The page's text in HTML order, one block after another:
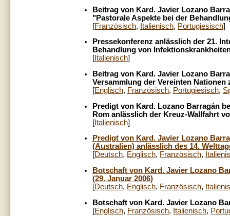
Beitrag von Kard. Javier Lozano
"Pastorale Aspekte bei der
[Französisch, Italienisch, Portugiesisch]
Pressekonferenz anlässlich der 21.
Behandlung von
[ Italienisch]
Beitrag von Kard. Javier Lozano
Versammlung der Vereinten Nationen
[Englisch, Französisch, Portugiesisch,
Predigt von Kard. Lozano Barragán
Rom anlässlich der Kreuz-Wallfahrt
[ Italienisch]
Predigt von Kard. Javier Lozano
(Australien) anlässlich des 14.
[Deutsch, Englisch, Französisch,
Botschaft von Kard. Javier Lozano
(29. Januar 2006)
[Deutsch, Englisch, Französisch,
Botschaft von Kard. Javier Lozano
[Englisch, Französisch, Italienisch,